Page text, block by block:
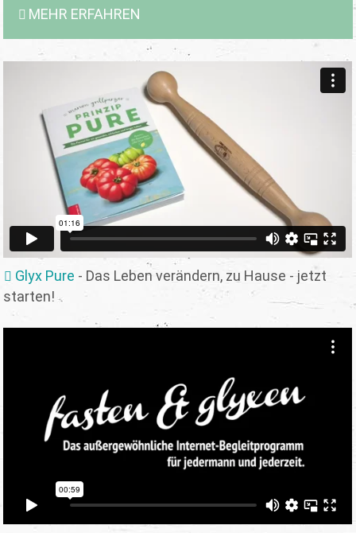
MEHR ERFAHREN
Glyx Pure - Das Leben verändern, zu Hause - jetzt
starten!